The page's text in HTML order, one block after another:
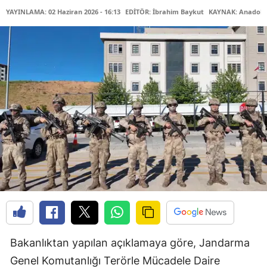
YAYINLAMA: 02 Haziran 2026 - 16:13 EDİTÖR: İbrahim Baykut KAYNAK:
Bakanlıktan yapılan açıklamaya göre, Jandarma
Genel Komutanlığı Terörle Mücadele Daire